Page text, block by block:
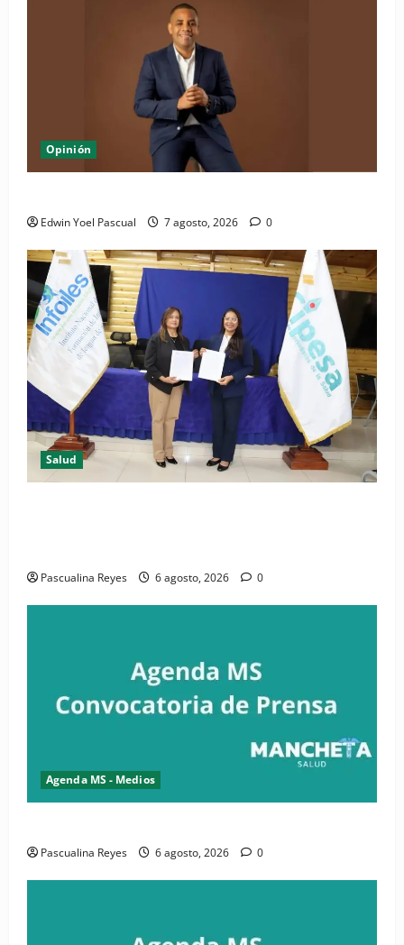
Opinión
Edwin Yoel Pascual 7 agosto, 2026 0
Salud
Pascualina Reyes 6 agosto, 2026 0
Agenda MS - Medios
Pascualina Reyes 6 agosto, 2026 0